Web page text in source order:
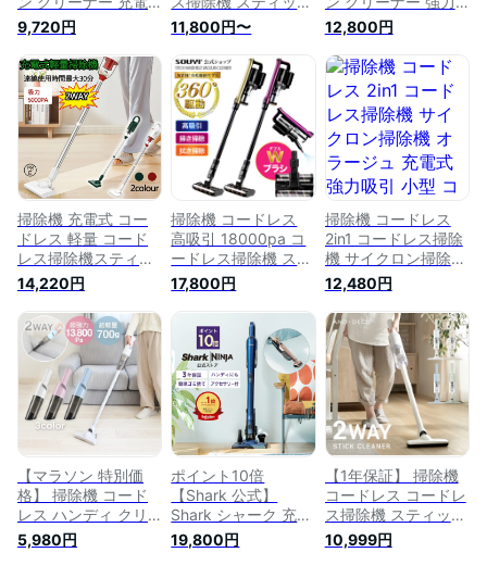
式 強力吸引 掃除機
掃除機 コードレス
掃除機 サイクロン
掃除機 スタンド 掃
除機 ハンディ 小型
掃除機 掃除機 安い
スティッククリーナ
9,720円
クリーナー サイクロ
ン サイクロン掃除機
ハンディ スティック
SY-089 | コンパクト
クリーナー ハンディ
クリーナー コードレ
スサイクロン掃除機
サイクロンクリーナ
ー スティック掃除機
静音 静か 水洗い 吸
引力
11,800円〜
吸引 掃除機 サイク
ロン 掃除機 スタン
ド 掃除機 ハンディ
小型掃除機 掃除機
安い スティッククリ
ーナー コードレスク
リーナー
12,800円
掃除機 充電式 コー
ドレス 軽量 コード
レス掃除機スティッ
ク クリーナー ステ
ィッククリーナー 吸
引力の強い掃除機 サ
イクロンスティック
クリーナー
14,220円
掃除機 コードレス
高吸引 18000pa コ
ードレス掃除機 ステ
ィッククリーナー サ
イクロン サイクロン
掃除機 ハンディ ス
ティック Wブラシ
SY-136N | コンパク
ト クリーナー サイ
クロン式 サイクロン
式掃除機 ハンディク
リーナー 洗える コ
ードレスクリーナー
軽量 そうじき
17,800円
掃除機 コードレス
2in1 コードレス掃除
機 サイクロン掃除機
オラージュ 充電式
強力吸引 小型 コン
パクト 軽量 ハンデ
ィクリーナー 車用掃
除機 強力 スティッ
ククリーナー サイク
ロンクリーナー コー
ドレスクリーナー 吸
引力 掃除 狭い隙間
充電掃除機 吸引力が
すごい
12,480円
【マラソン 特別価
格】 掃除機 コード
レス ハンディ クリ
ーナー コードレス掃
除機 ハンディクリー
5,980円
ポイント10倍
【Shark 公式】
Shark シャーク 充電
式 サイクロンスティ
ッククリーナー
19,800円
【1年保証】 掃除機
コードレス コードレ
ス掃除機 スティック
型 送料無料 サイク
ロン式 小型 コンパ
10,999円